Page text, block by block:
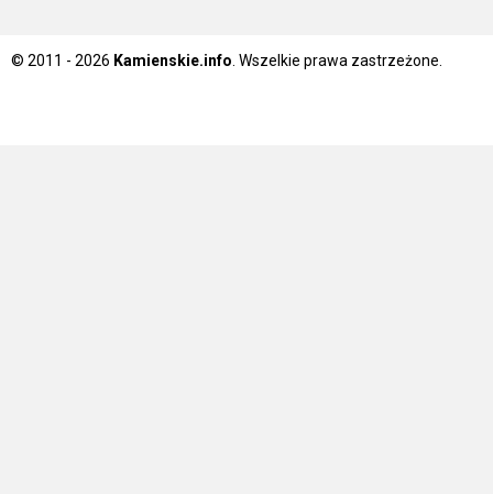
© 2011 - 2026 Kamienskie.info . Wszelkie prawa zastrzeżone.